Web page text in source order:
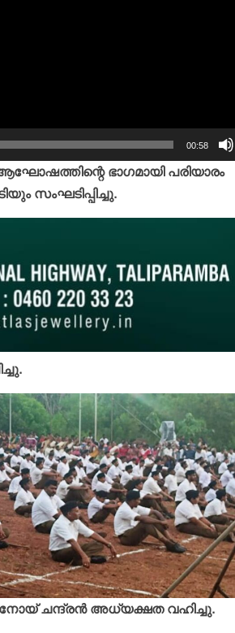
00:58
ഭാഗമായി പരിയാരം
സംഘടിപ്പിച്ചു.
ചന്ദ്രന്‍ അധ്യക്ഷത വഹിച്ചു.